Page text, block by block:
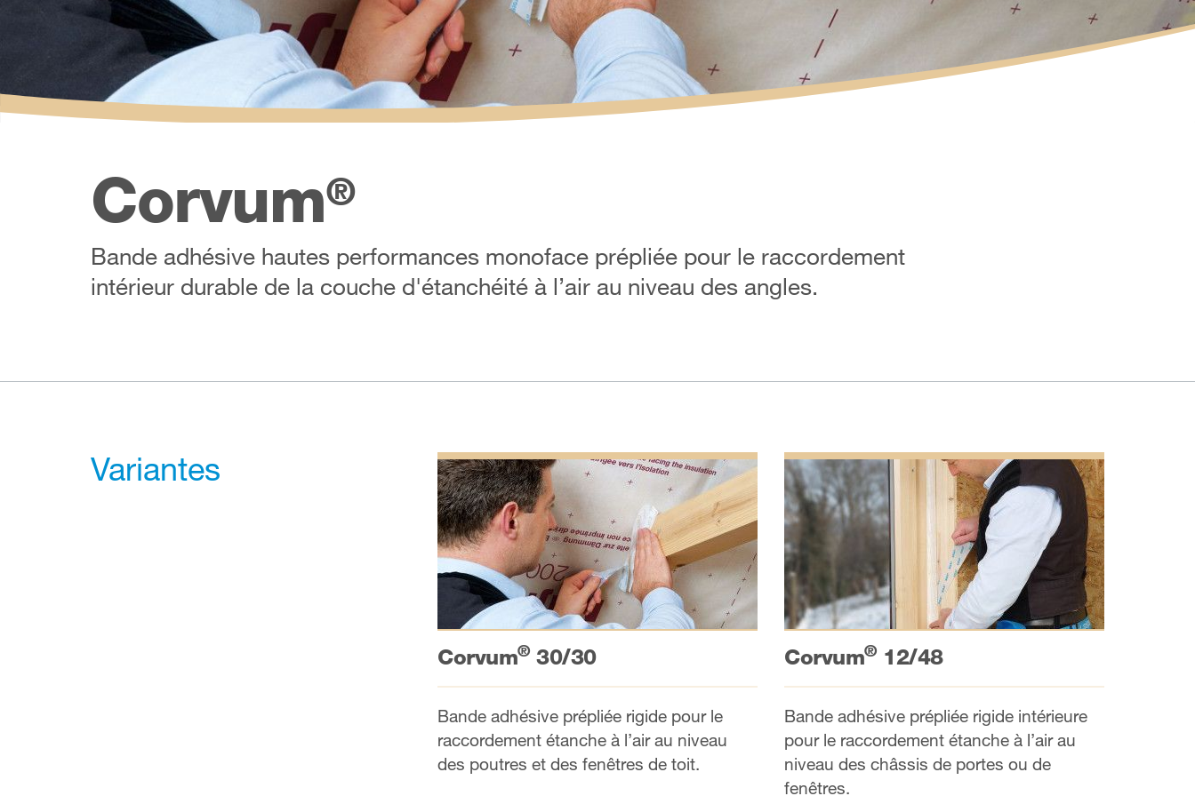
Corvum®
Bande adhésive hautes performances monoface prépliée pour le raccordement
intérieur durable de la couche d'étanchéité à l’air au niveau des angles.
Variantes
Corvum®30/30
Bande adhésive prépliée rigide pour le
raccordement étanche à l’air au niveau
des poutres et des fenêtres de toit.
Corvum®12/48
Bande adhésive prépliée rigide intérieure
pour le raccordement étanche à l’air au
niveau des châssis de portes ou de
fenêtres.